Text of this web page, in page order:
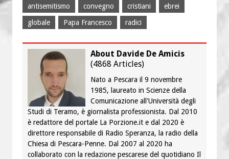
antisemitismo convegno cristiani
ebrei
globale
Papa Francesco radici
About Davide De Amicis
(4868 Articles)
Nato a Pescara il 9 novembre
1985, laureato in Scienze della
Comunicazione all'Università degli
Studi di Teramo, è giornalista professionista. Dal 2010
è redattore del portale La Porzione.it e dal 2020 è
direttore responsabile di Radio Speranza, la radio della
Chiesa di Pescara-Penne. Dal 2007 al 2020 ha
collaborato con la redazione pescarese del quotidiano Il